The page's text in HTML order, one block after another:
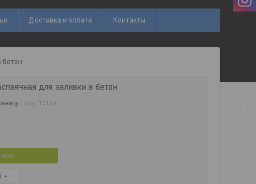
Доставка и оплата Контакты
бетон
для заливки в бетон
Код: 10134